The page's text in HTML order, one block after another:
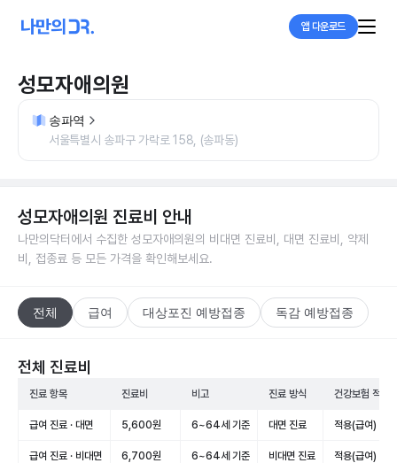
앱 다운로드
성모자애의원
송파역
서울특별시 송파구 가락로 158, (송파동)
성모자애의원 진료비 안내
나만의닥터에서 수집한 성모자애의원의 비대면 진료비, 대면 진료비, 약제
비, 접종료 등 모든 가격을 확인해보세요.
전체 급여 대상포진 예방접종 독감 예방접종
전체 진료비
진료 항목 진료비 비고 진료 방식 건강보험 적용
급여 진료 · 대면 5,600원 6~64세 기준 대면 진료 적용(급여)
급여 진료 · 비대면 6,700원 6~64세 기준 비대면 진료 적용(급여)